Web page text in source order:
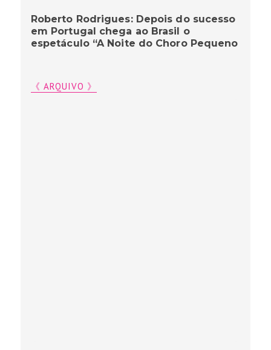
Roberto Rodrigues: Depois do sucesso
em Portugal chega ao Brasil o
espetáculo “A Noite do Choro Pequeno
《 ARQUIVO 》